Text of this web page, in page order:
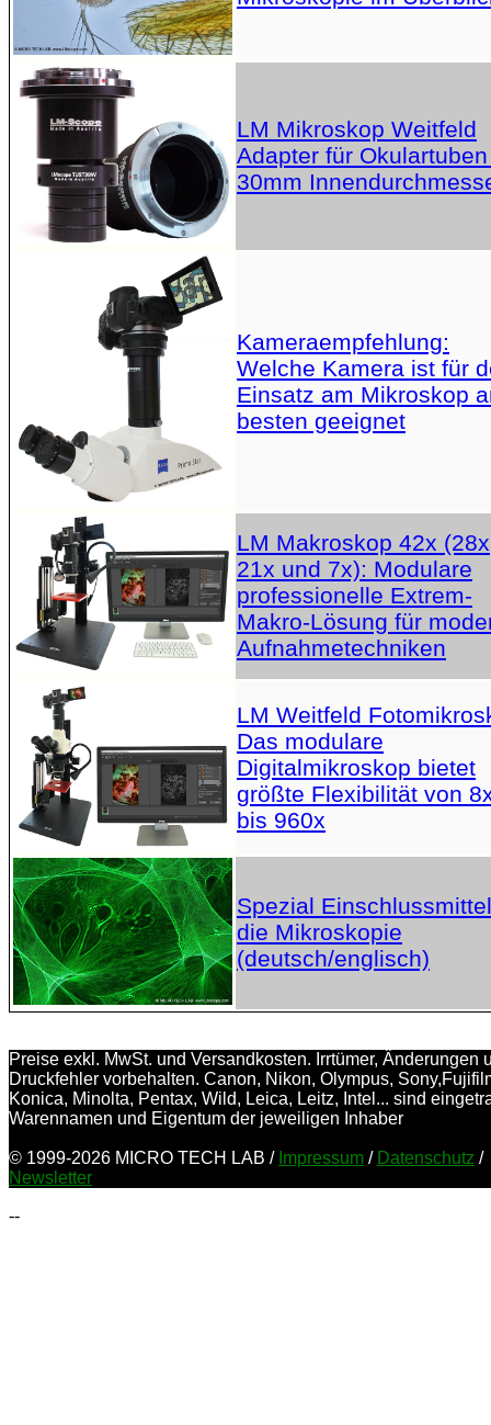
LM Mikroskop Weitfeld
Adapter für
30mm
Kameraempfehlung:
Welche Kamera ist für
Einsatz am Mikroskop
besten geeignet
LM Makroskop 42x
21x und 7x): Modulare
professionelle Extrem-
Makro-Lösung für
Aufnahmetechniken
LM Weitfeld
Das modulare
Digitalmikroskop bietet
größte Flexibilität von
bis 960x
Spezial
die Mikroskopie
(deutsch/englisch)
Preise exkl. MwSt. und Versandkosten. Irrtümer, Änderungen
Druckfehler vorbehalten. Canon, Nikon, Olympus,
Konica, Minolta, Pentax, Wild, Leica, Leitz, Intel... sind
Warennamen und Eigentum der jeweiligen Inhaber
© 1999-2026 MICRO TECH LAB / Impressum / Datenschutz /
Newsletter
--